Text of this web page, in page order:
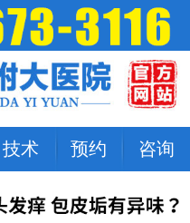
技术 预约 咨询